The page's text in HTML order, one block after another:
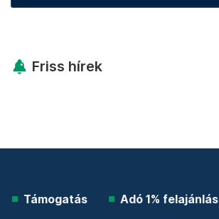
Friss hírek
Támogatás Adó 1% felajánlás